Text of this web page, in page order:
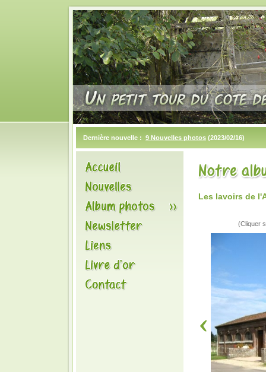
Dernière nouvelle : 9 Nouvelles photos (2023/02/16)
Les lavoirs de
(Cliquer